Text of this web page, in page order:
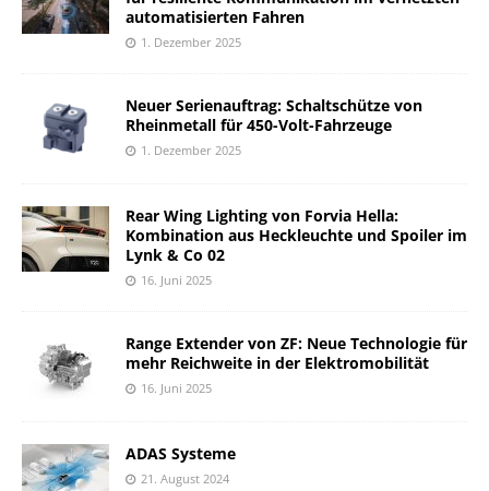
automatisierten Fahren
1. Dezember 2025
Neuer Serienauftrag: Schaltschütze von
Rheinmetall für 450-Volt-Fahrzeuge
1. Dezember 2025
Rear Wing Lighting von Forvia Hella:
Kombination aus Heckleuchte und Spoiler im
Lynk & Co 02
16. Juni 2025
Range Extender von ZF: Neue Technologie für
mehr Reichweite in der Elektromobilität
16. Juni 2025
ADAS Systeme
21. August 2024